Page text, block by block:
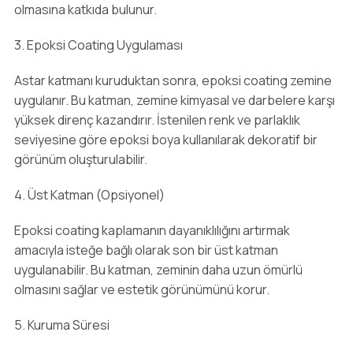
olmasına katkıda bulunur.
3. Epoksi Coating Uygulaması
Astar katmanı kuruduktan sonra, epoksi coating zemine
uygulanır. Bu katman, zemine kimyasal ve darbelere karşı
yüksek direnç kazandırır. İstenilen renk ve parlaklık
seviyesine göre epoksi boya kullanılarak dekoratif bir
görünüm oluşturulabilir.
4. Üst Katman (Opsiyonel)
Epoksi coating kaplamanın dayanıklılığını artırmak
amacıyla isteğe bağlı olarak son bir üst katman
uygulanabilir. Bu katman, zeminin daha uzun ömürlü
olmasını sağlar ve estetik görünümünü korur.
5. Kuruma Süresi